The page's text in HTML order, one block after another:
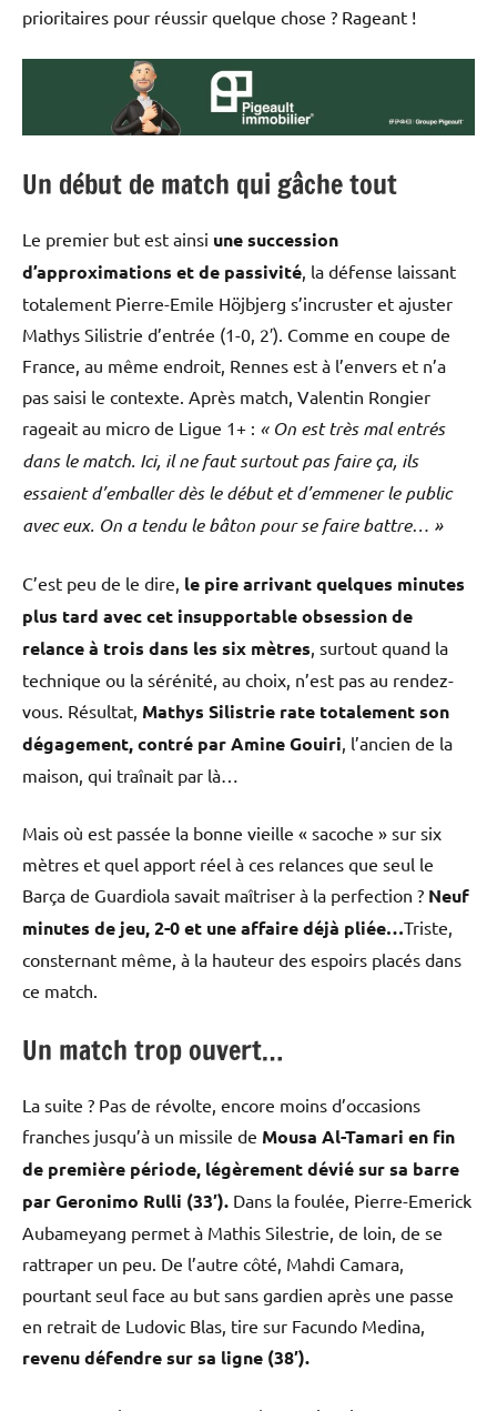
prioritaires pour réussir quelque chose ? Rageant !
Un début de match qui gâche tout
Le premier but est ainsi une succession
d’approximations et de passivité, la défense laissant
totalement Pierre-Emile Höjbjerg s’incruster et ajuster
Mathys Silistrie d’entrée (1-0, 2′). Comme en coupe de
France, au même endroit, Rennes est à l’envers et n’a
pas saisi le contexte. Après match, Valentin Rongier
rageait au micro de Ligue 1+ : « On est très mal entrés
dans le match. Ici, il ne faut surtout pas faire ça, ils
essaient d’emballer dès le début et d’emmener le public
avec eux. On a tendu le bâton pour se faire battre… »
C’est peu de le dire, le pire arrivant quelques minutes
plus tard avec cet insupportable obsession de
relance à trois dans les six mètres, surtout quand la
technique ou la sérénité, au choix, n’est pas au rendez-
vous. Résultat, Mathys Silistrie rate totalement son
dégagement, contré par Amine Gouiri, l’ancien de la
maison, qui traînait par là…
Mais où est passée la bonne vieille « sacoche » sur six
mètres et quel apport réel à ces relances que seul le
Barça de Guardiola savait maîtriser à la perfection ? Neuf
minutes de jeu, 2-0 et une affaire déjà pliée…Triste,
consternant même, à la hauteur des espoirs placés dans
ce match.
Un match trop ouvert…
La suite ? Pas de révolte, encore moins d’occasions
franches jusqu’à un missile de Mousa Al-Tamari en fin
de première période, légèrement dévié sur sa barre
par Geronimo Rulli (33′). Dans la foulée, Pierre-Emerick
Aubameyang permet à Mathis Silestrie, de loin, de se
rattraper un peu. De l’autre côté, Mahdi Camara,
pourtant seul face au but sans gardien après une passe
en retrait de Ludovic Blas, tire sur Facundo Medina,
revenu défendre sur sa ligne (38′).